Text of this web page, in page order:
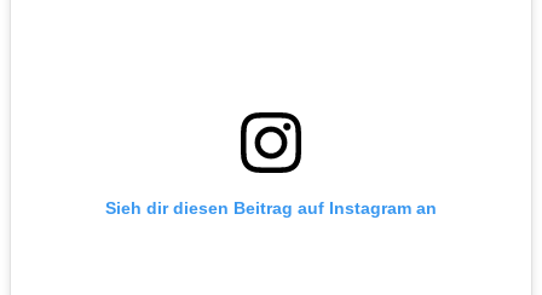
Sieh dir diesen Beitrag auf Instagram an